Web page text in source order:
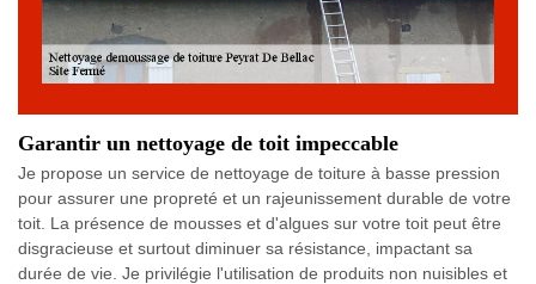
Garantir un nettoyage de toit impeccable
Je propose un service de nettoyage de toiture à basse pression
pour assurer une propreté et un rajeunissement durable de votre
toit. La présence de mousses et d'algues sur votre toit peut être
disgracieuse et surtout diminuer sa résistance, impactant sa
durée de vie. Je privilégie l'utilisation de produits non nuisibles et